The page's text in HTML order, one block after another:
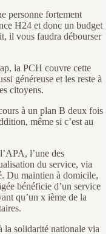
personne fortement
H24 et donc un budget
il vous faudra débourser
la PCH couvre cette
généreuse et les reste à
citoyens.
à un plan B deux fois
même si c’est au
l’une des
du service, via
Du maintien à domicile,
bénéficie d’un service
qu’un x ième de la
la solidarité nationale via